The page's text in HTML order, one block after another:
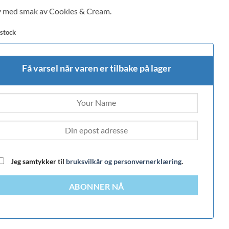
med smak av Cookies & Cream.
Få varsel når varen er tilbake på lager
Jeg samtykker til bruksvilkår og personvernerklæring.
ABONNER NÅ